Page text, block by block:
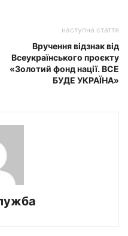
наступна стаття
Вручення відзнак від
Всеукраїнського проєкту
«Золотий фонд нації. ВСЕ
БУДЕ УКРАЇНА»